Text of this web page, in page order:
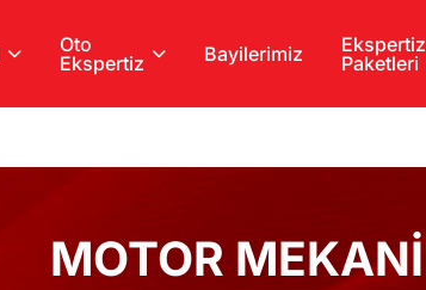
Oto
Ekspertiz
Bayilerimiz
Ekspertiz
Paketleri
MOTOR